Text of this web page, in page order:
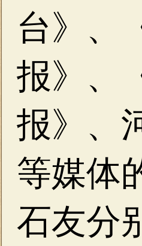
台》、
报》、
报》、
等媒体
石友分